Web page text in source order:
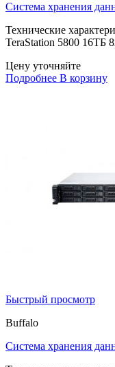
Система хранения
Технические
TeraStation 5800 16ТБ
Цену уточняйте
Подробнее В корзину
Быстрый просмотр
Buffalo
Система хранения